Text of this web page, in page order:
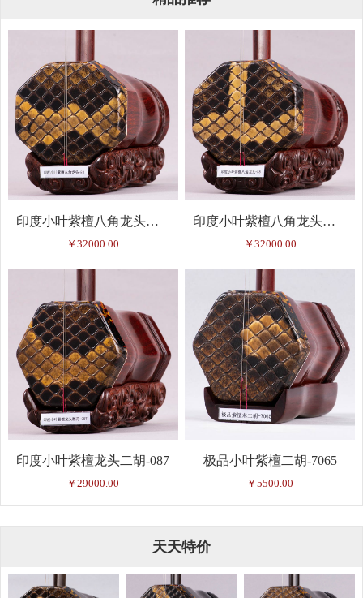
印度小叶紫檀八角龙头二胡-83
￥32000.00
印度小叶紫檀八角龙头二胡-85
￥32000.00
印度小叶紫檀龙头二胡-087
￥29000.00
极品小叶紫檀二胡-7065
￥5500.00
天天特价